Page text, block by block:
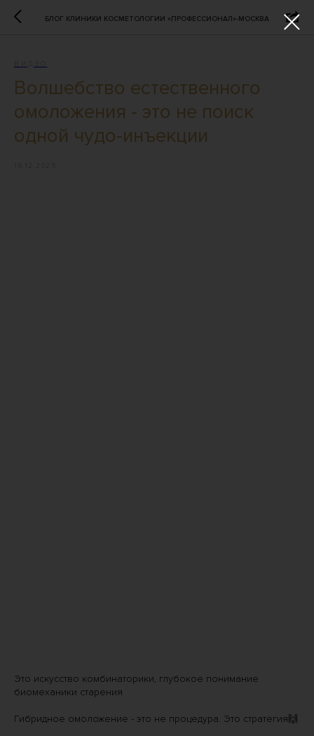
БЛОГ КЛИНИКИ КОСМЕТОЛОГИИ «ПРОФЕССИОНАЛ»-МОСКВА
Волшебство естественного
омоложения - это не поиск
одной чудо-инъекции
Это искусство комбинаторики, глубокое понимание
биомеханики старения
Гибридное омоложение - это не процедура. Это стратегия🙌